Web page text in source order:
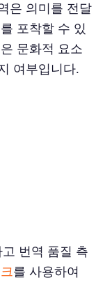
은 의미를 전달
포착할 수 있
문화적 요소
여부입니다.
번역 품질 측
를 사용하여